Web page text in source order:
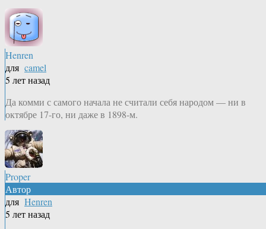
Henren
для camel
5 лет назад
Да комми с самого начала не считали себя народом — ни в
октябре 17-го, ни даже в 1898-м.
Proper
Автор
для Henren
5 лет назад